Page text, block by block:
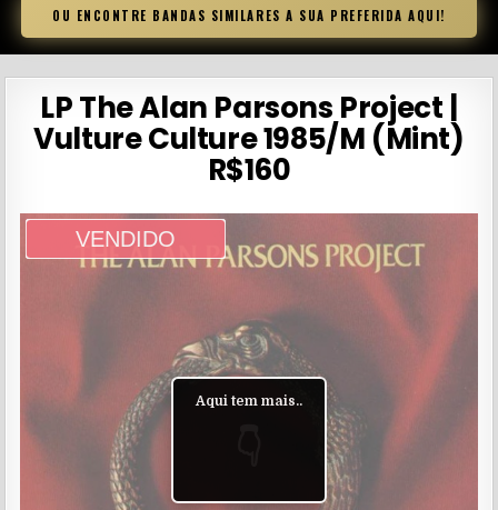
OU ENCONTRE BANDAS SIMILARES A SUA PREFERIDA AQUI!
LP The Alan Parsons Project |
Vulture Culture 1985/M (Mint)
R$160
VENDIDO
Aqui tem mais..